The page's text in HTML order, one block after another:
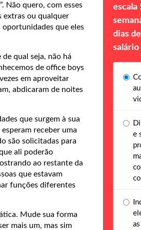
Não quero, com esses
extras ou qualquer
oportunidades que eles
qual seja, não há
de office boys
em aproveitar
abdicaram de noites
que surgem à sua
receber uma
são solicitadas para
ali poderão
ao restante da
que estavam
funções diferentes
Mude sua forma
mais um, mas sim
escala
dias
salário
e